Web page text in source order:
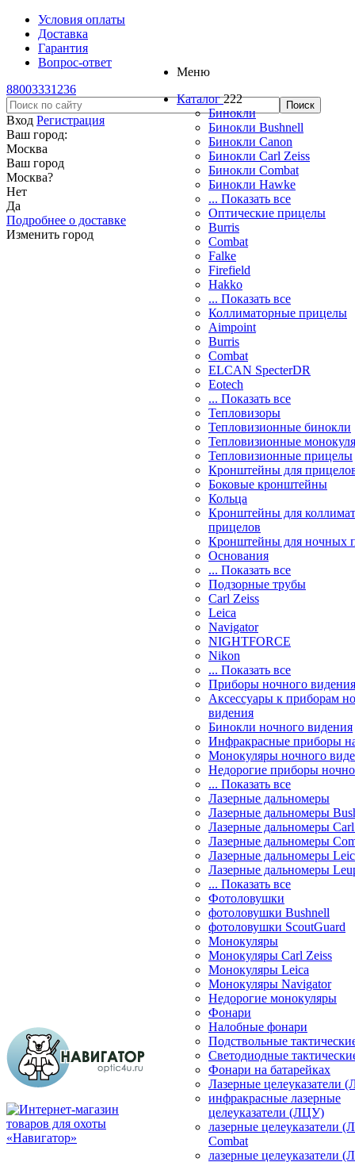
Условия оплаты
Доставка
Гарантия
Вопрос-ответ
88003331236
Вход Регистрация
Ваш город:
Москва
Ваш город
Москва?
Нет
Да
Подробнее о доставке
Изменить город
Меню
Каталог 222
Бинокли
Бинокли Bushnell
Бинокли Canon
Бинокли Carl Zeiss
Бинокли Combat
Бинокли Hawke
... Показать все
Оптические прицелы
Burris
Combat
Falke
Firefield
Hakko
... Показать все
Коллиматорные прицелы
Aimpoint
Burris
Combat
ELCAN SpecterDR
Eotech
... Показать все
Тепловизоры
Тепловизионные бинокли
Тепловизионные
Тепловизионные прицелы
Кронштейны для
Боковые кронштейны
Кольца
Кронштейны для
прицелов
Кронштейны для ночных
Основания
... Показать все
Подзорные трубы
Carl Zeiss
Leica
Navigator
NIGHTFORCE
Nikon
... Показать все
Приборы ночного видения
Аксессуары к приборам
видения
Бинокли ночного видения
Инфракрасные приборы
Монокуляры ночного
Недорогие приборы
... Показать все
Лазерные дальномеры
Лазерные дальномеры
Лазерные дальномеры
Лазерные дальномеры
Лазерные дальномеры
Лазерные дальномеры
... Показать все
Фотоловушки
фотоловушки Bushnell
фотоловушки ScoutGuard
Монокуляры
Монокуляры Carl Zeiss
Монокуляры Leica
Монокуляры Navigator
Недорогие монокуляры
Фонари
Налобные фонари
Подствольные
Светодиодные
Фонари на батарейках
Лазерные целеуказатели
инфракрасные лазерные
целеуказатели (ЛЦУ)
лазерные целеуказатели
Combat
лазерные целеуказатели